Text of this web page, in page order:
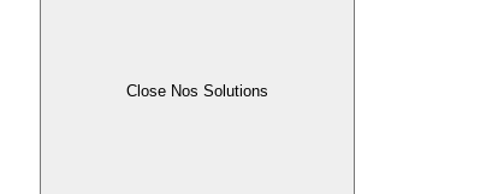
Close Nos Solutions